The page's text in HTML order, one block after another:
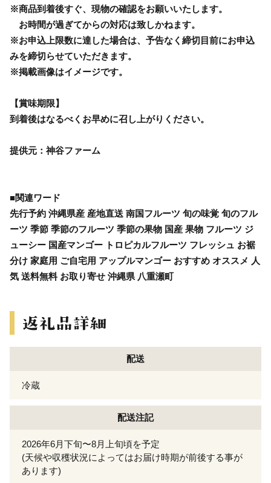
※商品到着後すぐ、現物の確認をお願いいたします。
お時間が過ぎてからの対応は致しかねます。
※お申込上限数に達した場合は、予告なく締切目前にお申込
みを締切らせていただきます。
※掲載画像はイメージです。
【賞味期限】
到着後はなるべくお早めに召し上がりください。
提供元：神谷ファーム
■関連ワード
先行予約 沖縄県産 産地直送 南国フルーツ 旬の味覚 旬のフル
ーツ 季節 季節のフルーツ 季節の果物 国産 果物 フルーツ ジ
ューシー 国産マンゴー トロピカルフルーツ フレッシュ お裾
分け 家庭用 ご自宅用 アップルマンゴー おすすめ オススメ 人
気 送料無料 お取り寄せ 沖縄県 八重瀬町
配送
冷蔵
配送注記
2026年6月下旬〜8月上旬頃を予定
(天候や収穫状況によってはお届け時期が前後する事が
あります)